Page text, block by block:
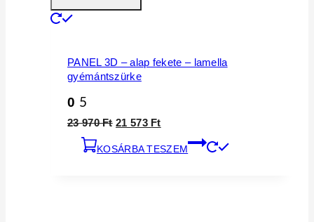
PANEL 3D – alap fekete – lamella
gyémántszürke
0 5
23 970Ft Original
was:
21 573 FtCurrent
is:
KOSÁRBA TESZEM